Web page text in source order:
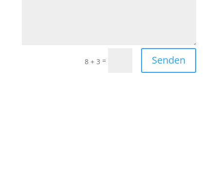
8 + 3 = Senden